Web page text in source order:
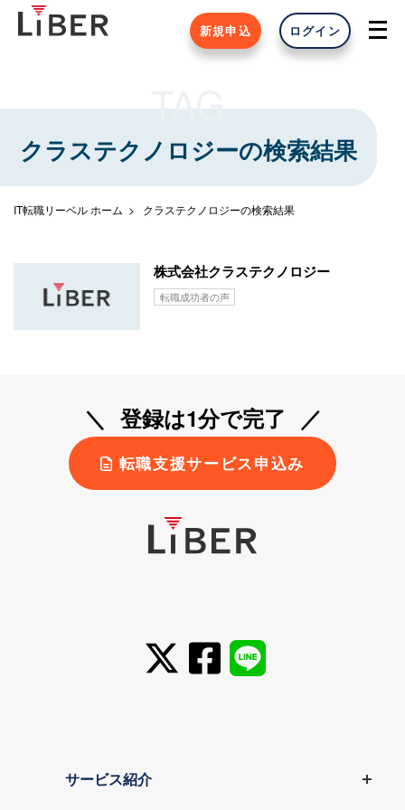
新規申込 ログイン
TAG
クラステクノロジーの検索結果
IT転職リーベル ホーム クラステクノロジーの検索結果
株式会社クラステクノロジー
転職成功者の声
登録は1分で完了
転職支援サービス申込み
サービス紹介